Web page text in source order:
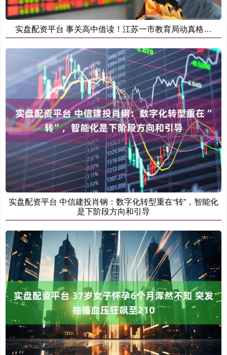
实盘配资平台 事关高中借读！江苏一市教育局动真格…
实盘配资平台 中信建投肖钢：数字化转型重在“转”，智能化
是下阶段方向和引导